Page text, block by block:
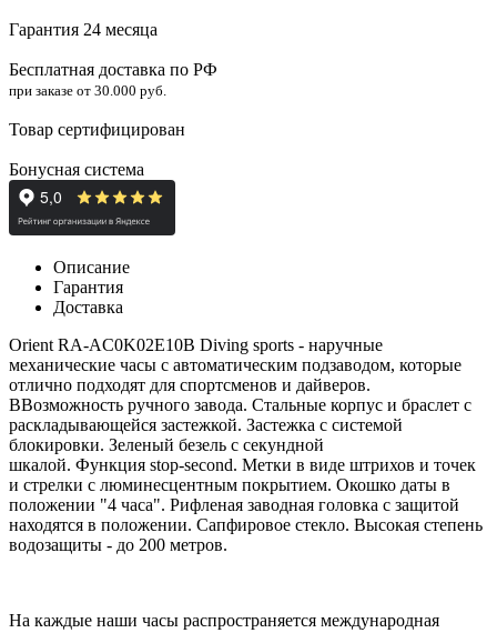
Гарантия 24 месяца
Бесплатная доставка по РФ
при заказе от 30.000 руб.
Товар сертифицирован
Бонусная система
Описание
Гарантия
Доставка
Orient RA-AC0K02E10B Diving sports - наручные
механические часы с автоматическим подзаводом, которые
отлично подходят для спортсменов и дайверов.
ВВозможность ручного завода. Стальные корпус и браслет с
раскладывающейся застежкой. Застежка с системой
блокировки. Зеленый безель с секундной
шкалой. Функция stop-second. Метки в виде штрихов и точек
и стрелки с люминесцентным покрытием. Окошко даты в
положении "4 часа". Рифленая заводная головка с защитой
находятся в положении. Сапфировое стекло. Высокая степень
водозащиты - до 200 метров.
На каждые наши часы распространяется международная